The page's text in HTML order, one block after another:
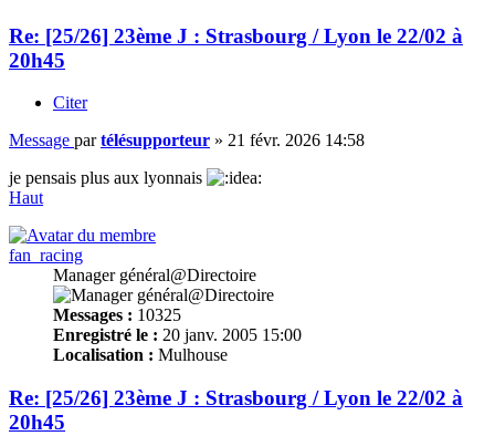
Re: [25/26] 23ème J : Strasbourg / Lyon le 22/02 à
20h45
Citer
Message partélésupporteur » 21 févr. 2026 14:58
je pensais plus aux lyonnais
Haut
fan_racing
Manager général@Directoire
Messages : 10325
Enregistré le : 20 janv. 2005 15:00
Localisation : Mulhouse
Re: [25/26] 23ème J : Strasbourg / Lyon le 22/02 à
20h45